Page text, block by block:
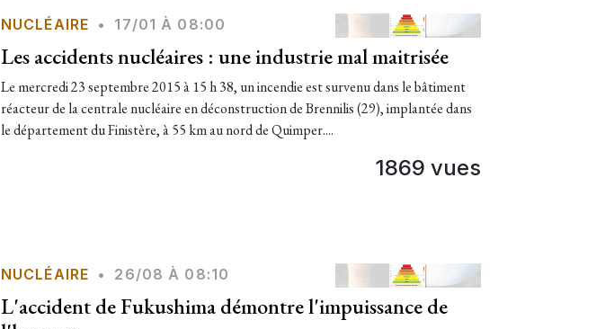
NUCLÉAIRE • 17/01 À 08:00
Les accidents nucléaires : une industrie mal maitrisée
Le mercredi 23 septembre 2015 à 15 h 38, un incendie est survenu dans le bâtiment
réacteur de la centrale nucléaire en déconstruction de Brennilis (29), implantée dans
le département du Finistère, à 55 km au nord de Quimper....
1869 vues
NUCLÉAIRE • 26/08 À 08:10
L'accident de Fukushima démontre l'impuissance de